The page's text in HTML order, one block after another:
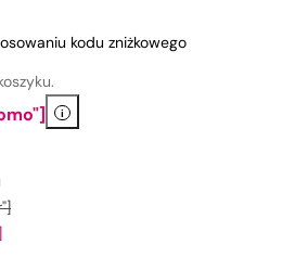
kodu zniżkowego
i